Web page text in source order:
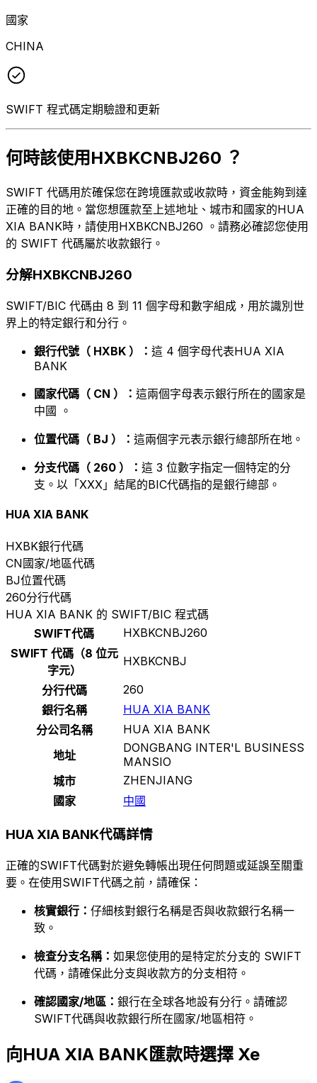
國家
CHINA
SWIFT 程式碼定期驗證和更新
何時該使用HXBKCNBJ260 ？
SWIFT 代碼用於確保您在跨境匯款或收款時，資金能夠到達
正確的目的地。當您想匯款至上述地址、城市和國家的HUA
XIA BANK時，請使用HXBKCNBJ260 。請務必確認您使用
的 SWIFT 代碼屬於收款銀行。
分解HXBKCNBJ260
SWIFT/BIC 代碼由 8 到 11 個字母和數字組成，用於識別世
界上的特定銀行和分行。
銀行代號（ HXBK ）： 這 4 個字母代表HUA XIA
BANK
國家代碼（ CN ）： 這兩個字母表示銀行所在的國家是
中國 。
位置代碼（ BJ ）： 這兩個字元表示銀行總部所在地。
分支代碼（ 260 ）： 這 3 位數字指定一個特定的分
支。以「XXX」結尾的BIC代碼指的是銀行總部。
HUA XIA BANK
HXBK銀行代碼
CN國家/地區代碼
BJ位置代碼
260分行代碼
HUA XIA BANK 的 SWIFT/BIC 程式碼
SWIFT代碼
HXBKCNBJ260
SWIFT 代碼（8 位元
字元）
HXBKCNBJ
分行代碼
260
銀行名稱
HUA XIA BANK
分公司名稱
HUA XIA BANK
地址
DONGBANG INTER'L BUSINESS
MANSIO
城市
ZHENJIANG
國家
中國
HUA XIA BANK代碼詳情
正確的SWIFT代碼對於避免轉帳出現任何問題或延誤至關重
要。在使用SWIFT代碼之前，請確保：
核實銀行： 仔細核對銀行名稱是否與收款銀行名稱一
致。
檢查分支名稱： 如果您使用的是特定於分支的 SWIFT
代碼，請確保此分支與收款方的分支相符。
確認國家/地區： 銀行在全球各地設有分行。請確認
SWIFT代碼與收款銀行所在國家/地區相符。
向HUA XIA BANK匯款時選擇 Xe